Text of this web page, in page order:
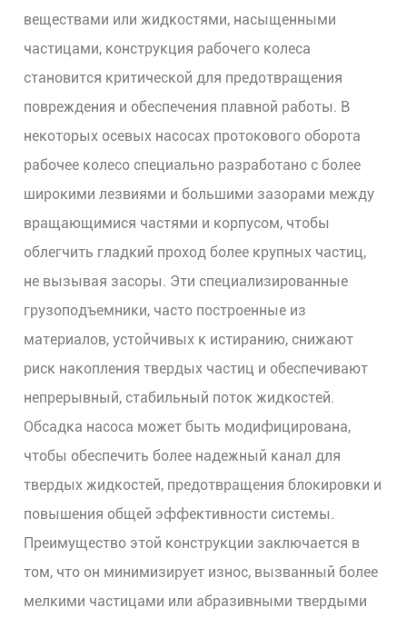
веществами или жидкостями, насыщенными
частицами, конструкция рабочего колеса
становится критической для предотвращения
повреждения и обеспечения плавной работы. В
некоторых осевых насосах протокового оборота
рабочее колесо специально разработано с более
широкими лезвиями и большими зазорами между
вращающимися частями и корпусом, чтобы
облегчить гладкий проход более крупных частиц,
не вызывая засоры. Эти специализированные
грузоподъемники, часто построенные из
материалов, устойчивых к истиранию, снижают
риск накопления твердых частиц и обеспечивают
непрерывный, стабильный поток жидкостей.
Обсадка насоса может быть модифицирована,
чтобы обеспечить более надежный канал для
твердых жидкостей, предотвращения блокировки и
повышения общей эффективности системы.
Преимущество этой конструкции заключается в
том, что он минимизирует износ, вызванный более
мелкими частицами или абразивными твердыми